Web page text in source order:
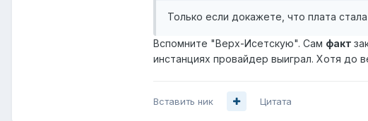
Только если докажете, что плата
Вспомните "Верх-Исетскую". Сам факт
инстанциях провайдер выиграл. Хотя до
Вставить ник Цитата